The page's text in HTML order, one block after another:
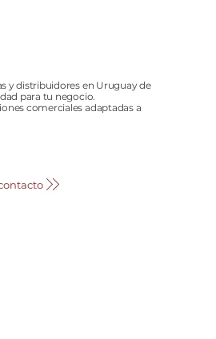
y distribuidores en Uruguay de
para tu negocio.
comerciales adaptadas a